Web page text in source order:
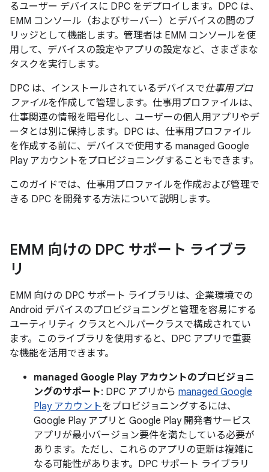
るユーザー デバイスに DPC をデプロイします。DPC は、
EMM コンソール（およびサーバー）とデバイスの間のブ
リッジとして機能します。管理者は EMM コンソールを使
用して、デバイスの設定やアプリの設定など、さまざまな
タスクを実行します。
DPC は、インストールされているデバイスで仕事用プロ
ファイルを作成して管理します。仕事用プロファイルは、
仕事関連の情報を暗号化し、ユーザーの個人用アプリやデ
ータとは別に保持します。DPC は、仕事用プロファイル
を作成する前に、デバイスで使用する managed Google
Play アカウントをプロビジョニングすることもできます。
このガイドでは、仕事用プロファイルを作成および管理で
きる DPC を開発する方法について説明します。
EMM 向けの DPC サポート ライブラ
リ
EMM 向けの DPC サポート ライブラリは、企業環境での
Android デバイスのプロビジョニングと管理を容易にする
ユーティリティ クラスとヘルパークラスで構成されてい
ます。このライブラリを使用すると、DPC アプリで重要
な機能を活用できます。
managed Google Play アカウントのプロビジョニ
ングのサポート: DPC アプリから managed Google
Play アカウントをプロビジョニングするには、
Google Play アプリと Google Play 開発者サービス
アプリが最小バージョン要件を満たしている必要が
あります。ただし、これらのアプリの更新は複雑に
なる可能性があります。DPC サポート ライブラリ